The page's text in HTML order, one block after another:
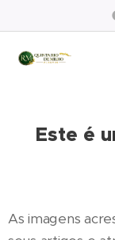
Este é
As imagens